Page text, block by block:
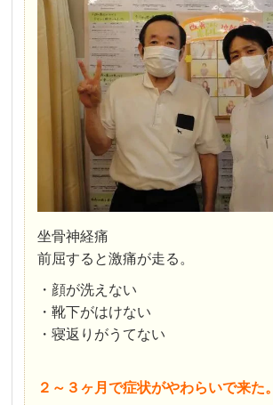
坐骨神経痛
前屈すると激痛が走る。
・顔が洗えない
・靴下がはけない
・寝返りがうてない
２～３ヶ月で症状がやわらいで来た。